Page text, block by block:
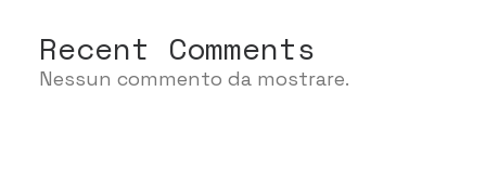
Recent Comments
Nessun commento da mostrare.